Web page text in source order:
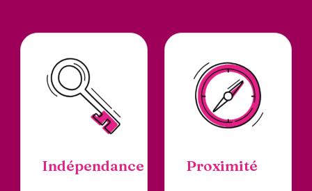
Indépendance Proximité